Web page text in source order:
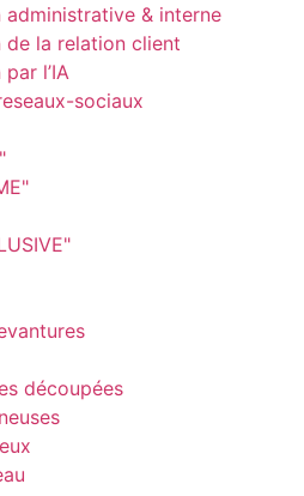
& interne
la relation client
l’IA
découpées